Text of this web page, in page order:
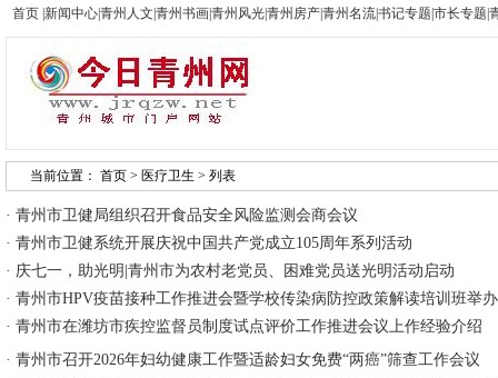
首页 新闻中心青州人文 青州书画青州风光青州房产青州名流书记专题 市长专题
当前位置： 首页 > 医疗卫生 > 列表
· 青州市卫健局组织召开食品安全风险监测会商会议
· 青州市卫健系统开展庆祝中国共产党成立105周年系列活动
· 庆七一，助光明|青州市为农村老党员、困难党员送光明活动启动
· 青州市HPV疫苗接种工作推进会暨学校传染病防控政策解读培训班举办
· 青州市在潍坊市疾控监督员制度试点评价工作推进会议上作经验介绍
· 青州市召开2026年妇幼健康工作暨适龄妇女免费“两癌”筛查工作会议